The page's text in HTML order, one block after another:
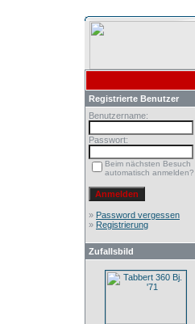
Registrierte Benutzer
Benutzername:
Passwort:
Beim nächsten Besuch
automatisch anmelden?
» Password vergessen
» Registrierung
Zufallsbild